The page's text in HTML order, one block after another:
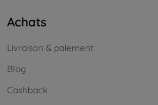
Achats
Livraison & paiement
Blog
Cashback